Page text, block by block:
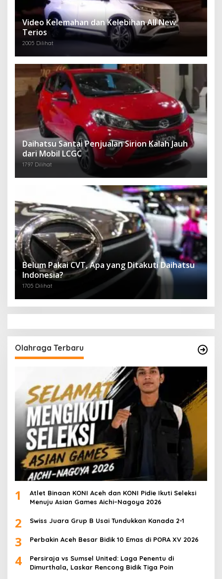
Video Kelemahan dan Kelebihan All New
Terios
2005 Dilihat
Daihatsu Santai Penjualan Sirion Kalah Jauh
dari Mobil LCGC
1797 Dilihat
Belum Pakai CVT, Apa yang Ditakuti Daihatsu
Indonesia?
1705 Dilihat
Olahraga Terbaru
1
Atlet Binaan KONI Aceh dan KONI Pidie Ikuti Seleksi
Menuju Asian Games Aichi–Nagoya 2026
2 Swiss Juara Grup B Usai Tundukkan Kanada 2-1
3 Perbakin Aceh Besar Bidik 10 Emas di PORA XV 2026
4
Persiraja vs Sumsel United: Laga Penentu di
Dimurthala, Laskar Rencong Bidik Tiga Poin